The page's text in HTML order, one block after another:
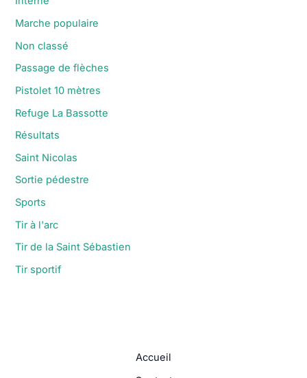
Marche populaire
Non classé
Passage de flèches
Pistolet 10 mètres
Refuge La Bassotte
Résultats
Saint Nicolas
Sortie pédestre
Sports
Tir à l'arc
Tir de la Saint Sébastien
Tir sportif
Accueil